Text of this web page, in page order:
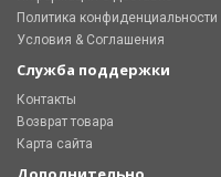
Политика конфиденциальности
Условия & Соглашения
Служба поддержки
Контакты
Возврат товара
Карта сайта